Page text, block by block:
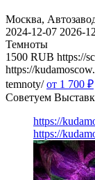
Москва,
2024-12-07 2026-
Темноты
1500 RUB https://
https://
temnoty/ от 1 700 ₽
Советуем
https://
https://